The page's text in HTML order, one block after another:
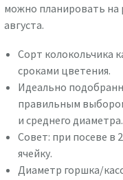
можно планировать на
августа.
Сорт колокольчика
сроками цветения.
Идеально
правильным
и среднего диаметра.
Совет: при посеве в
ячейку.
Диаметр горшка/